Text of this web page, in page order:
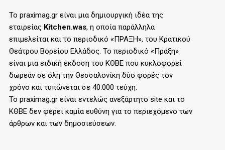
Το praximag.gr είναι μια δημιουργική ιδέα της
εταιρείας Kitchen.was, η οποία παράλληλα
επιμελείται και το περιοδικό «ΠΡΑΞΗ», του Kρατικού
Θεάτρου Βορείου Ελλάδος. Το περιοδικό «Πράξη»
είναι μια ειδική έκδοση του ΚΘΒΕ που κυκλοφορεί
δωρεάν σε όλη την Θεσσαλονίκη δύο φορές τον
χρόνο και τυπώνεται σε 40.000 τεύχη.
Το praximag.gr είναι εντελώς ανεξάρτητο site και το
ΚΘΒΕ δεν φέρει καμία ευθύνη για το περιεχόμενο των
άρθρων και των δημοσιεύσεων.